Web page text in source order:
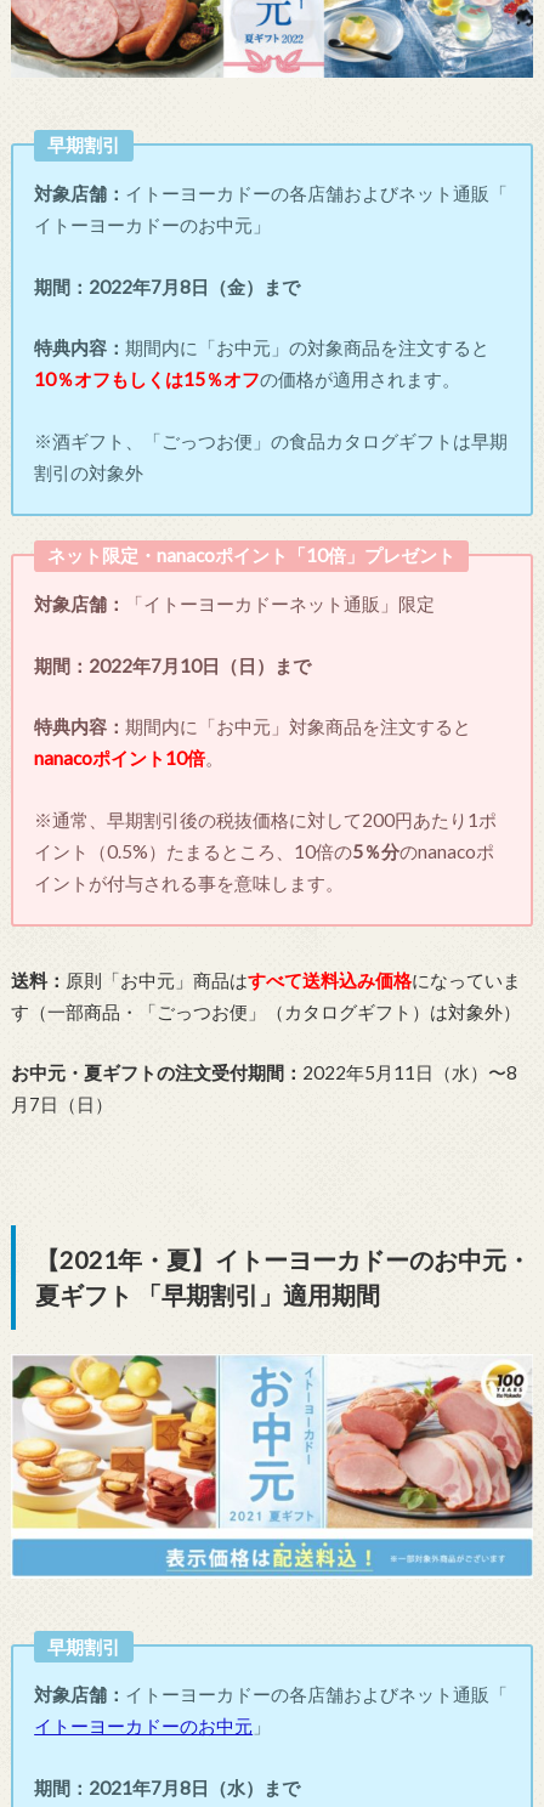
早期割引
対象店舗： イトーヨーカドーの各店舗およびネット通販「
イトーヨーカドーのお中元」
期間： 2022年7月8日（金）まで
特典内容：期間内に「お中元」の対象商品を注文すると
10％オフもしくは15％オフの価格が適用されます。
※酒ギフト、「ごっつお便」の食品カタログギフトは早期
割引の対象外
ネット限定・nanacoポイント「10倍」プレゼント
対象店舗： 「イトーヨーカドーネット通販」限定
期間：2022年7月10日（日）まで
特典内容：期間内に「お中元」対象商品を注文すると
nanacoポイント10倍。
※通常、早期割引後の税抜価格に対して200円あたり1ポ
イント（0.5%）たまるところ、10倍の5％分のnanacoポ
イントが付与される事を意味します。
送料： 原則「お中元」商品はすべて送料込み価格になっていま
す（一部商品・「ごっつお便」（カタログギフト）は対象外）
お中元・夏ギフトの注文受付期間： 2022年5月11日（水）〜8
月7日（日）
【2021年・夏】イトーヨーカドーのお中元・
夏ギフト 「早期割引」適用期間
早期割引
対象店舗： イトーヨーカドーの各店舗およびネット通販「
イトーヨーカドーのお中元 」
期間： 2021年7月8日（水）まで